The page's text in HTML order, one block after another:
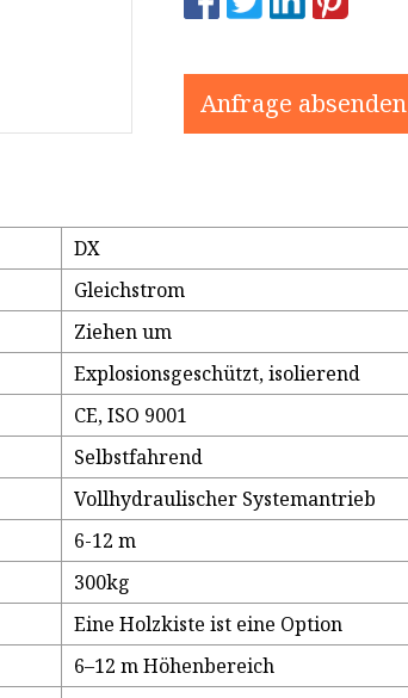
Anfrage absenden
DX
Gleichstrom
Ziehen um
Explosionsgeschützt, isolierend
CE, ISO 9001
Selbstfahrend
Vollhydraulischer Systemantrieb
6-12 m
300kg
Eine Holzkiste ist eine Option
6–12 m Höhenbereich